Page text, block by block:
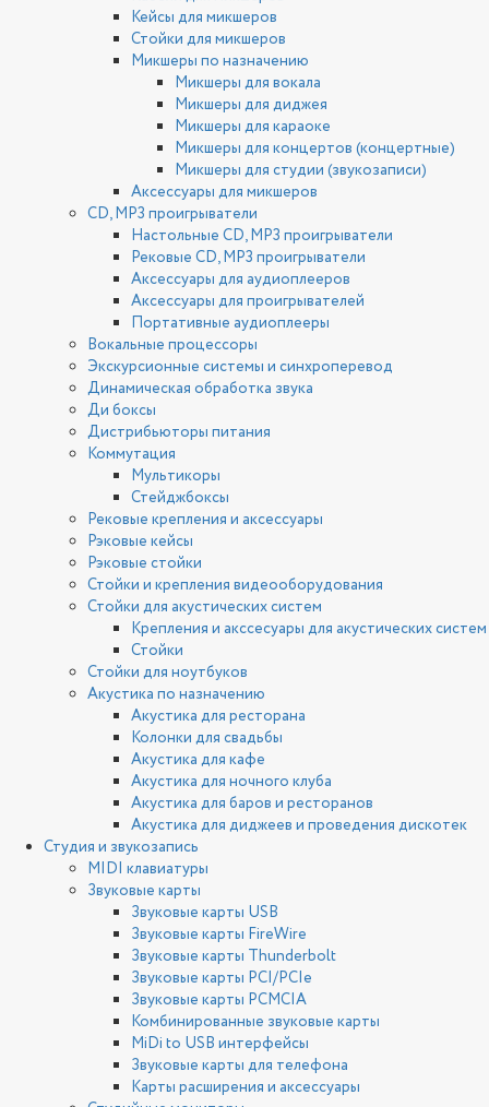
Кейсы для микшеров
Стойки для микшеров
Микшеры по назначению
Микшеры для вокала
Микшеры для диджея
Микшеры для караоке
Микшеры для концертов (концертные)
Микшеры для студии (звукозаписи)
Аксессуары для микшеров
CD, MP3 проигрыватели
Настольные CD, MP3 проигрыватели
Рековые CD, MP3 проигрыватели
Аксессуары для аудиоплееров
Аксессуары для проигрывателей
Портативные аудиоплееры
Вокальные процессоры
Экскурсионные системы и синхроперевод
Динамическая обработка звука
Ди боксы
Дистрибьюторы питания
Коммутация
Мультикоры
Стейджбоксы
Рековые крепления и аксессуары
Рэковые кейсы
Рэковые стойки
Стойки и крепления видеооборудования
Стойки для акустических систем
Крепления и акссесуары для акустических систем
Стойки
Стойки для ноутбуков
Акустика по назначению
Акустика для ресторана
Колонки для свадьбы
Акустика для кафе
Акустика для ночного клуба
Акустика для баров и ресторанов
Акустика для диджеев и проведения дискотек
Студия и звукозапись
MIDI клавиатуры
Звуковые карты
Звуковые карты USB
Звуковые карты FireWire
Звуковые карты Thunderbolt
Звуковые карты PCI/PCIe
Звуковые карты PCMCIA
Комбинированные звуковые карты
MiDi to USB интерфейсы
Звуковые карты для телефона
Карты расширения и аксессуары